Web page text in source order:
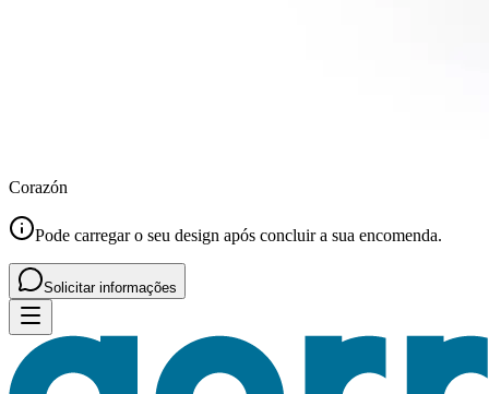
Corazón
Pode carregar o seu design após concluir a sua encomenda.
Solicitar informações